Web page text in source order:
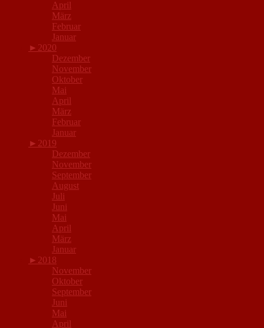
April
März
Februar
Januar
► 2020
Dezember
November
Oktober
Mai
April
März
Februar
Januar
► 2019
Dezember
November
September
August
Juli
Juni
Mai
April
März
Januar
► 2018
November
Oktober
September
Juni
Mai
April